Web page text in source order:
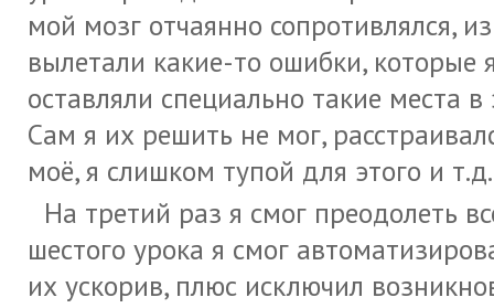
мой мозг отчаянно сопротивлялся,
вылетали какие-то ошибки, которые
оставляли специально такие места
Сам я их решить не мог,
моё, я слишком тупой для этого и
На третий раз я смог преодолеть
шестого урока я смог
их ускорив, плюс исключил